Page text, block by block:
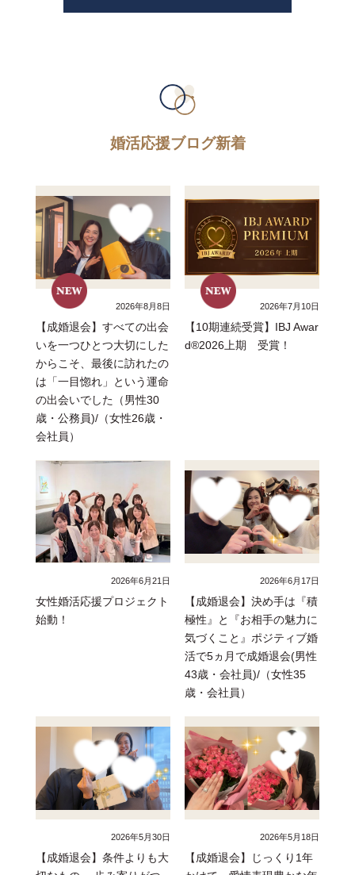
婚活応援ブログ新着
2026年8月8日
【成婚退会】すべての出会
いを一つひとつ大切にした
からこそ、最後に訪れたの
は「一目惚れ」という運命
の出会いでした（男性30
歳・公務員)/（女性26歳・
会社員）
2026年7月10日
【10期連続受賞】IBJ Awar
d®2026上期 受賞！
2026年6月21日
女性婚活応援プロジェクト
始動！
2026年6月17日
【成婚退会】決め手は『積
極性』と『お相手の魅力に
気づくこと』ポジティブ婚
活で5ヵ月で成婚退会(男性
43歳・会社員)/（女性35
歳・会社員）
2026年5月30日
【成婚退会】条件よりも大
2026年5月18日
【成婚退会】じっくり1年